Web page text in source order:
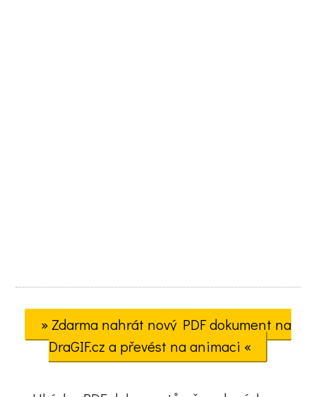
» Zdarma nahrát nový PDF dokument na
DraGIF.cz a převést na animaci «